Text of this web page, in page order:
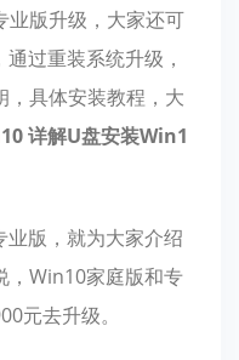
业版升级，大家还可
过重装系统升级，
，具体安装教程，大
10 详解U盘安装Win1
版，就为大家介绍
，Win10家庭版和专
元去升级。